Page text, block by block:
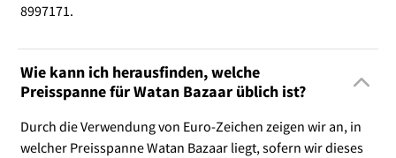
8997171.
Wie kann ich herausfinden, welche
Preisspanne für Watan Bazaar üblich ist?
Durch die Verwendung von Euro-Zeichen zeigen wir an, in
welcher Preisspanne Watan Bazaar liegt, sofern wir dieses